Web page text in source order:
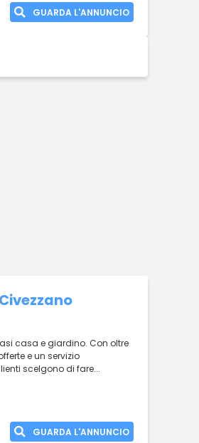
GUARDA L'ANNUNCIO
casa e giardino. Con oltre
e un servizio
scelgono di fare...
GUARDA L'ANNUNCIO